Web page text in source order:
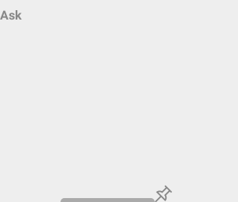
Ask